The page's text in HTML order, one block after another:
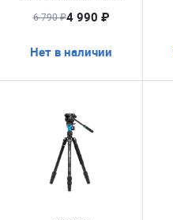
6 790 ₽4 990 ₽
Нет в наличии